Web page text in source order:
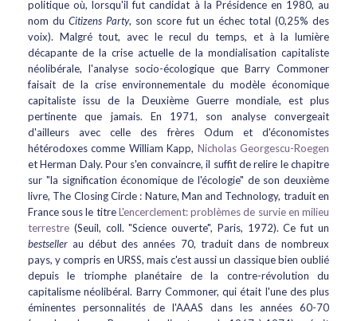
politique où, lorsqu'il fut candidat à la Présidence en 1980, au
nom duCitizens Party, son score fut un échec total (0,25% des
voix). Malgré tout, avec le recul du temps, et à la lumière
décapante de la crise actuelle de la mondialisation capitaliste
néolibérale, l'analyse socio-écologique que Barry Commoner
faisait de la crise environnementale du modèle économique
capitaliste issu de la Deuxième Guerre mondiale, est plus
pertinente que jamais. En 1971, son analyse convergeait
d'ailleurs avec celle des frères Odum et d'économistes
hétérodoxes comme William Kapp, Nicholas Georgescu-Roegen
et Herman Daly. Pour s'en convaincre, il suffit de relire le chapitre
sur "la signification économique de l'écologie" de son deuxième
livre, The Closing Circle : Nature, Man and Technology, traduit en
France sous le titreL'encerclement: problèmes de survie en milieu
terrestre (Seuil, coll. "Science ouverte", Paris, 1972). Ce fut un
bestseller au début des années 70, traduit dans de nombreux
pays, y compris en URSS, mais c'est aussi un classique bien oublié
depuis le triomphe planétaire de la contre-révolution du
capitalisme néolibéral. Barry Commoner, qui était l'une des plus
éminentes personnalités de l'AAAS dans les années 60-70